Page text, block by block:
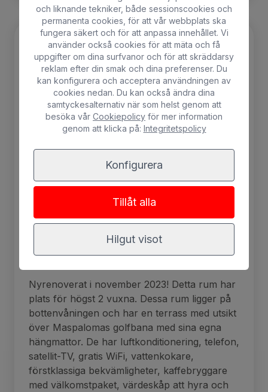
Bästsäljare
Dubbelrum med utsikt över
golfbanan
Nyrenoverat i november 2023! Detta rum har
plats för högst 2 vuxna. Dessa rum ligger på
bottenvåningen och har en terrass med utsikt
över Maspalomas golfbana med sina egna
hängmattor. De har luftkonditionering, telefon,
satellit-TV, gratis WiFi, vattenkokare,
förstklassiga bekvämligheter, kaffebryggare
med välkomstpaket, värdeskåp att hyra och
och liknande tekniker, både sessionscookies och
permanenta cookies, för att vår webbplats ska
fungera säkert och för att anpassa innehållet. Vi
använder också cookies för att mäta och få
uppgifter om dina surfvanor och för att skräddarsy
reklam efter din smak och dina preferenser. Du
kan konfigurera och acceptera användningen av
cookies nedan. Du kan också ändra dina
samtyckesalternativ när som helst genom att
besöka vår Cookiepolicy för mer information
genom att klicka på: Integritetspolicy
Konfigurera
Tillåt alla
Hilgut visot